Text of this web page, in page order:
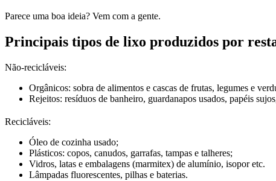
Parece uma boa ideia? Vem com a gente.
Principais tipos de lixo produzidos por
Não-recicláveis:
Orgânicos: sobra de alimentos e cascas de frutas, legumes e
Rejeitos: resíduos de banheiro, guardanapos usados, papéis
Recicláveis:
Óleo de cozinha usado;
Plásticos: copos, canudos, garrafas, tampas e talheres;
Vidros, latas e embalagens (marmitex) de alumínio, isopor etc.
Lâmpadas fluorescentes, pilhas e baterias.